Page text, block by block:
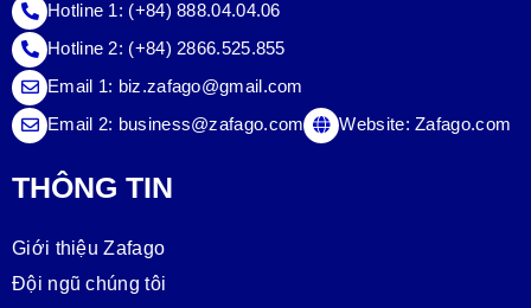
Hotline 1: (+84) 888.04.04.06
Hotline 2: (+84) 2866.525.855
Email 1: biz.zafago@gmail.com
Email 2: business@zafago.com Website:Zafago.com
THÔNG TIN
Giới thiệu Zafago
Đội ngũ chúng tôi